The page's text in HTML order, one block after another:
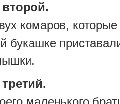
комаров, которые
букашке
маленького